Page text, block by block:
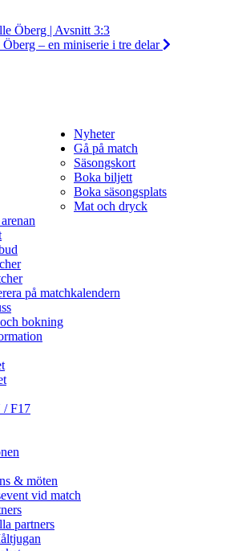
Öberg | Avsnitt 3:3
– en miniserie i tre delar
Nyheter
Gå på match
Säsongskort
Boka biljett
Boka säsongsplats
Mat och dryck
på matchkalendern
bokning
F17
& möten
vid match
partners